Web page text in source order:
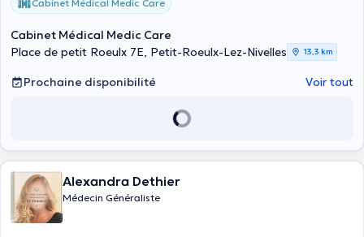
Cabinet Médical Medic Care
Cabinet Médical Medic Care
Place de petit Roeulx 7E, Petit-Roeulx-Lez-Nivelles
13,3 km
Prochaine disponibilité Voir tout
Alexandra Dethier
Médecin Généraliste